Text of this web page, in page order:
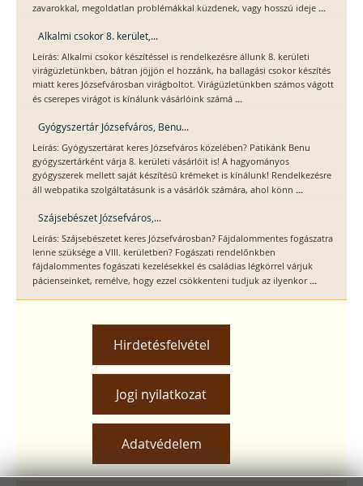
zavarokkal, megoldatlan problémákkal küzdenek, vagy hosszú ideje ...
Alkalmi csokor 8. kerület,...
Leírás: Alkalmi csokor készítéssel is rendelkezésre állunk 8. kerületi
virágüzletünkben, bátran jöjjön el hozzánk, ha ballagási csokor készítés
miatt keres Józsefvárosban virágboltot. Virágüzletünkben számos vágott
és cserepes virágot is kínálunk vásárlóink számá ...
Gyógyszertár Józsefváros, Benu...
Leírás: Gyógyszertárat keres Józsefváros közelében? Patikánk Benu
gyógyszertárként várja 8. kerületi vásárlóit is! A hagyományos
gyógyszerek mellett saját készítésű krémeket is kínálunk! Rendelkezésre
áll webpatika szolgáltatásunk is a vásárlók számára, ahol könn ...
Szájsebészet Józsefváros,...
Leírás: Szájsebészetet keres Józsefvárosban? Fájdalommentes fogászatra
lenne szüksége a VIII. kerületben? Fogászati rendelőnkben
fájdalommentes fogászati kezelésekkel és családias légkörrel várjuk
pácienseinket, remélve, hogy ezzel csökkenteni tudjuk az ilyenkor ...
Hirdetésfelvétel
Jogi nyilatkozat
Adatvédelem